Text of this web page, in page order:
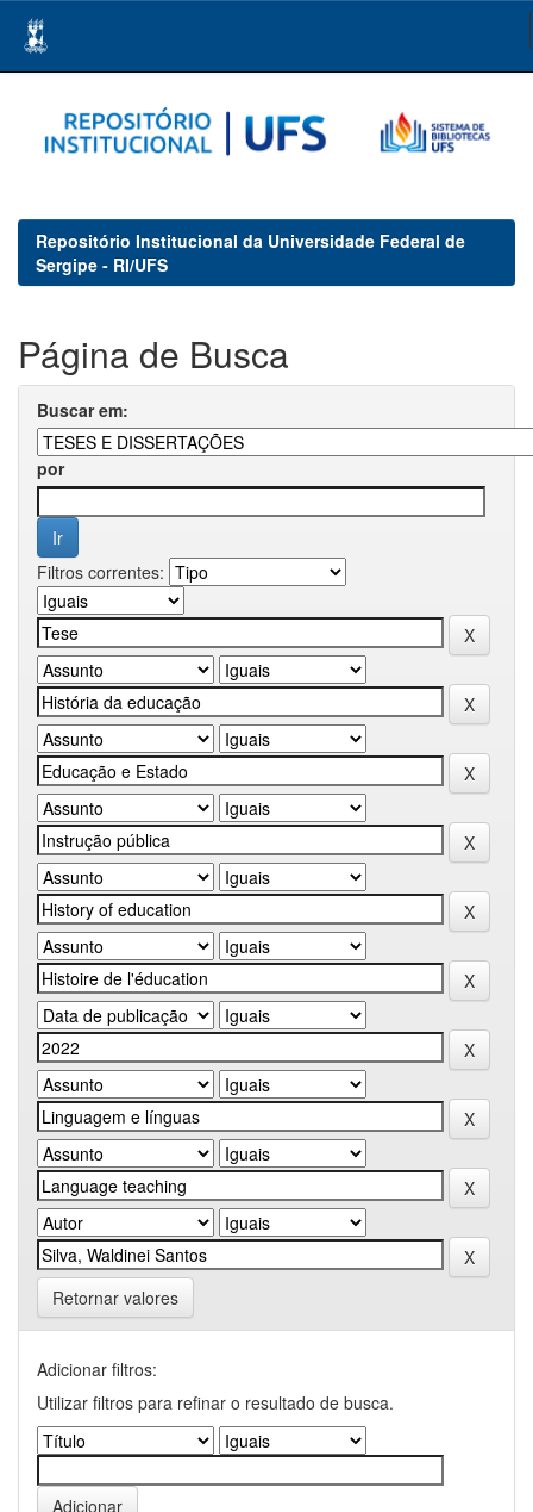
navigation
Repositório Institucional da Universidade Federal de
Sergipe - RI/UFS
Página de Busca
Buscar em:
por
Filtros correntes:
Retornar valores
Adicionar filtros:
Utilizar filtros para refinar o resultado de busca.